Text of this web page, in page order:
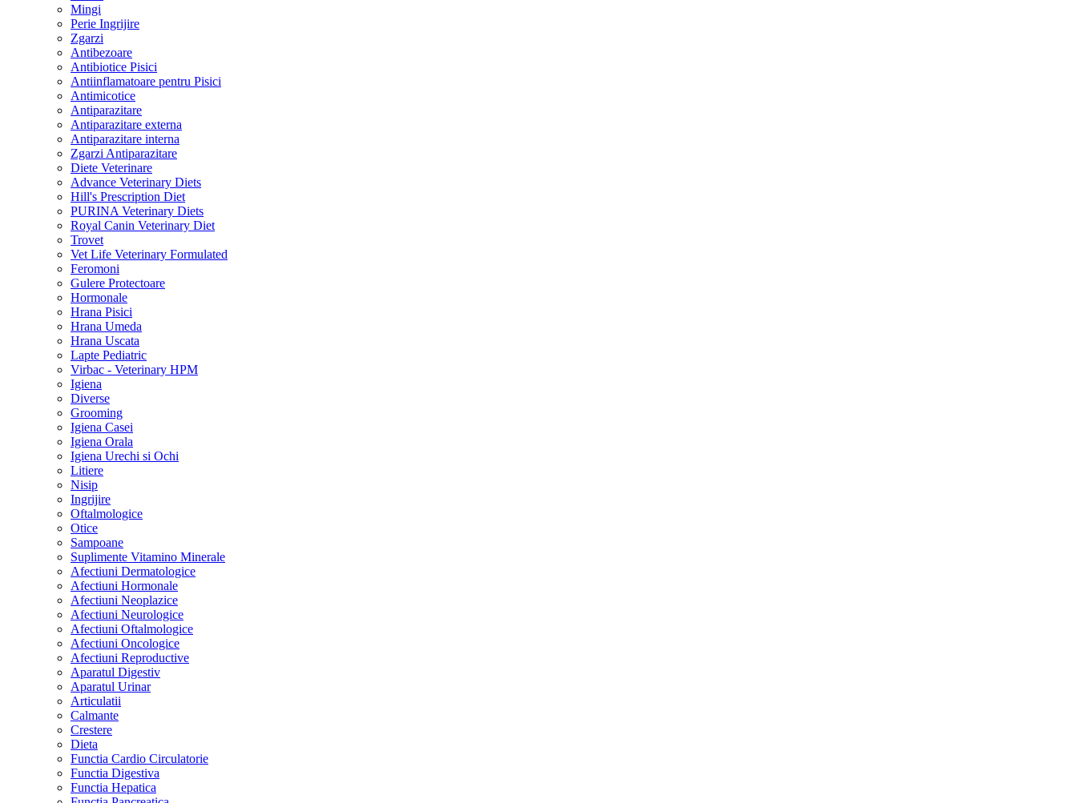
Mingi
Perie Ingrijire
Zgarzi
Antibezoare
Antibiotice Pisici
Antiinflamatoare pentru Pisici
Antimicotice
Antiparazitare
Antiparazitare externa
Antiparazitare interna
Zgarzi Antiparazitare
Diete Veterinare
Advance Veterinary Diets
Hill's Prescription Diet
PURINA Veterinary Diets
Royal Canin Veterinary Diet
Trovet
Vet Life Veterinary Formulated
Feromoni
Gulere Protectoare
Hormonale
Hrana Pisici
Hrana Umeda
Hrana Uscata
Lapte Pediatric
Virbac - Veterinary HPM
Igiena
Diverse
Grooming
Igiena Casei
Igiena Orala
Igiena Urechi si Ochi
Litiere
Nisip
Ingrijire
Oftalmologice
Otice
Sampoane
Suplimente Vitamino Minerale
Afectiuni Dermatologice
Afectiuni Hormonale
Afectiuni Neoplazice
Afectiuni Neurologice
Afectiuni Oftalmologice
Afectiuni Oncologice
Afectiuni Reproductive
Aparatul Digestiv
Aparatul Urinar
Articulatii
Calmante
Crestere
Dieta
Functia Cardio Circulatorie
Functia Digestiva
Functia Hepatica